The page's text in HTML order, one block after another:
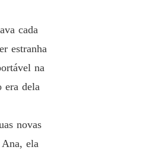
cada
estranha
na
era dela
novas
ela